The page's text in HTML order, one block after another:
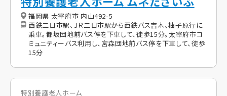
福岡県 太宰府市 内山492-5
西鉄二日市駅、ＪＲ二日市駅から西鉄バス吉木、柚子原行に
乗車。都坂団地前バス停を下車して、徒歩15分。太宰府市コ
ミュニティーバス利用し、宮森団地前バス停を下車して、徒歩
15分
特別養護老人ホーム